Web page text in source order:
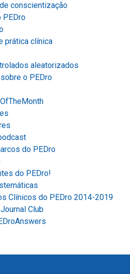
conscientização
PEDro
prática clínica
aleatorizados
o PEDro
do PEDro
do PEDro!
Clínicos do PEDro 2014-2019
Club